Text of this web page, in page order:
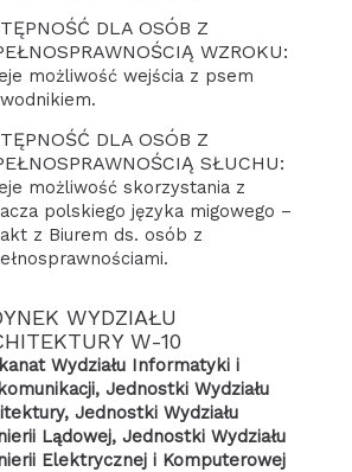
DLA OSÓB Z
WZROKU:
możliwość wejścia z psem
DLA OSÓB Z
SŁUCHU:
możliwość skorzystania z
polskiego języka migowego –
z Biurem ds. osób z
WYDZIAŁU
W-10
Wydziału Informatyki i
Jednostki Wydziału
Jednostki Wydziału
Lądowej, Jednostki Wydziału
Elektrycznej i Komputerowej